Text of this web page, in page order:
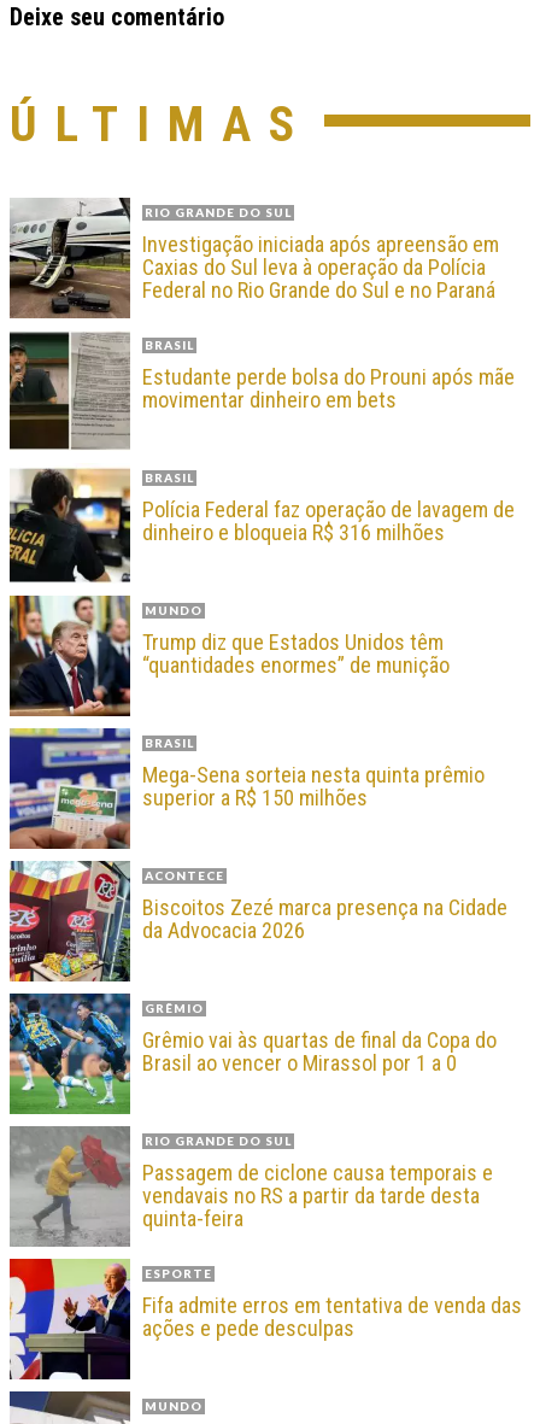
Deixe seu comentário
ÚLTIMAS
RIO GRANDE DO SUL
Investigação iniciada após apreensão em
Caxias do Sul leva à operação da Polícia
Federal no Rio Grande do Sul e no Paraná
BRASIL
Estudante perde bolsa do Prouni após mãe
movimentar dinheiro em bets
BRASIL
Polícia Federal faz operação de lavagem de
dinheiro e bloqueia R$ 316 milhões
MUNDO
Trump diz que Estados Unidos têm
“quantidades enormes” de munição
BRASIL
Mega-Sena sorteia nesta quinta prêmio
superior a R$ 150 milhões
ACONTECE
Biscoitos Zezé marca presença na Cidade
da Advocacia 2026
GRÊMIO
Grêmio vai às quartas de final da Copa do
Brasil ao vencer o Mirassol por 1 a 0
RIO GRANDE DO SUL
Passagem de ciclone causa temporais e
vendavais no RS a partir da tarde desta
quinta-feira
ESPORTE
Fifa admite erros em tentativa de venda das
ações e pede desculpas
MUNDO